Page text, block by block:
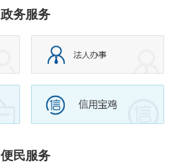
政务服务
便民服务